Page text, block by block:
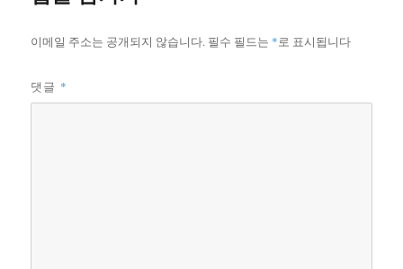
이메일 주소는 공개되지 않습니다. 필수 필드는 *로 표시됩니다
댓글 *